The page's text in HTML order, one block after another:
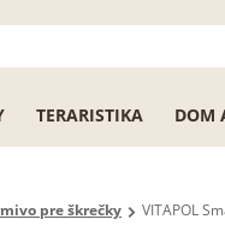
TERARISTIKA DOM
pre škrečky VITAPOL